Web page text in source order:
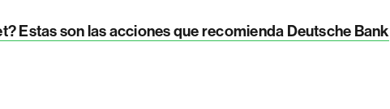
Estas son las acciones que recomienda Deutsche Bank